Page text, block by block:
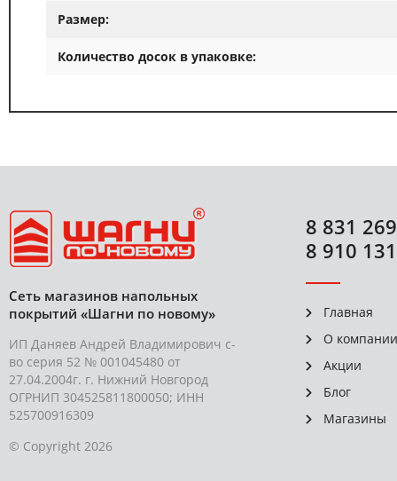
Размер:
Количество досок в упаковке:
Сеть магазинов напольных
покрытий «Шагни по новому»
ИП Даняев Андрей Владимирович с-
во серия 52 № 001045480 от
27.04.2004г. г. Нижний Новгород
ОГРНИП 304525811800050; ИНН
525700916309
© Copyright 2026
8 831
8 910
Главная
О компании
Акции
Блог
Магазины